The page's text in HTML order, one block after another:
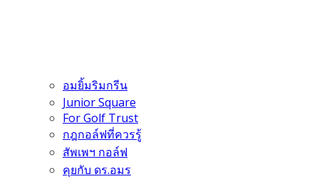
อมยิ้มริมกรีน
Junior Square
For Golf Trust
กฎกอล์ฟที่ควรรู้
สัพเพฯ กอล์ฟ
คุยกับ ดร.อมร